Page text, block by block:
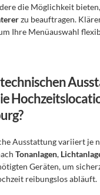
zu beauftragen.
Ihre Menüauswahl
Ausstattung variiert je
Tonanlagen,
Geräten, um
reibungslos abläuft.